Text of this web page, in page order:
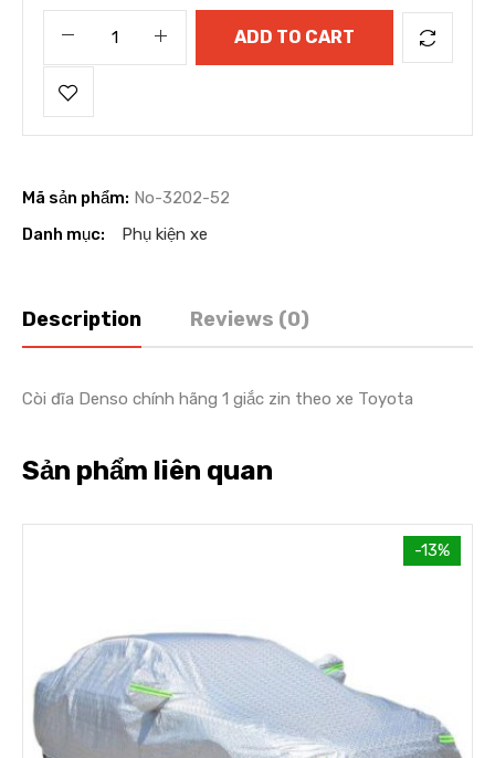
ADD TO CART
Mã sản phẩm: No-3202-52
Danh mục:
Phụ kiện xe
Description Reviews (0)
Còi đĩa Denso chính hãng 1 giắc zin theo xe Toyota
Sản phẩm liên quan
-13%